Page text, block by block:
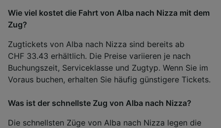
Wie viel kostet die Fahrt von Alba nach Nizza mit dem
Zug?
Zugtickets von Alba nach Nizza sind bereits ab
CHF 33.43 erhältlich. Die Preise variieren je nach
Buchungszeit, Serviceklasse und Zugtyp. Wenn Sie im
Voraus buchen, erhalten Sie häufig günstigere Tickets.
Was ist der schnellste Zug von Alba nach Nizza?
Die schnellsten Züge von Alba nach Nizza legen die